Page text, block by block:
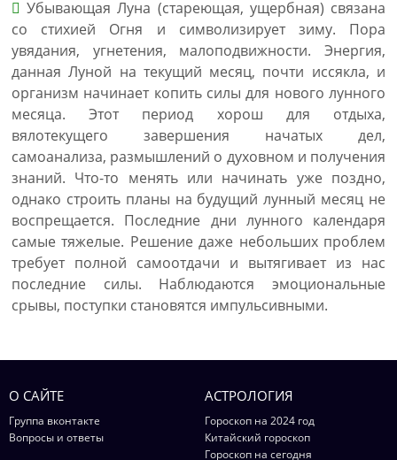
Убывающая Луна (стареющая, ущербная) связана
со стихией Огня и символизирует зиму. Пора
увядания, угнетения, малоподвижности. Энергия,
данная Луной на текущий месяц, почти иссякла, и
организм начинает копить силы для нового лунного
месяца. Этот период хорош для отдыха,
вялотекущего завершения начатых дел,
самоанализа, размышлений о духовном и получения
знаний. Что-то менять или начинать уже поздно,
однако строить планы на будущий лунный месяц не
воспрещается. Последние дни лунного календаря
самые тяжелые. Решение даже небольших проблем
требует полной самоотдачи и вытягивает из нас
последние силы. Наблюдаются эмоциональные
срывы, поступки становятся импульсивными.
О САЙТЕ
Группа вконтакте
Вопросы и ответы
АСТРОЛОГИЯ
Гороскоп на 2024 год
Китайский гороскоп
Гороскоп на сегодня